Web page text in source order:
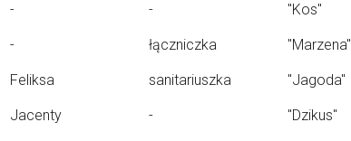
- - "Kos"
- łączniczka "Marzena"
Feliksa sanitariuszka "Jagoda"
Jacenty - "Dzikus"